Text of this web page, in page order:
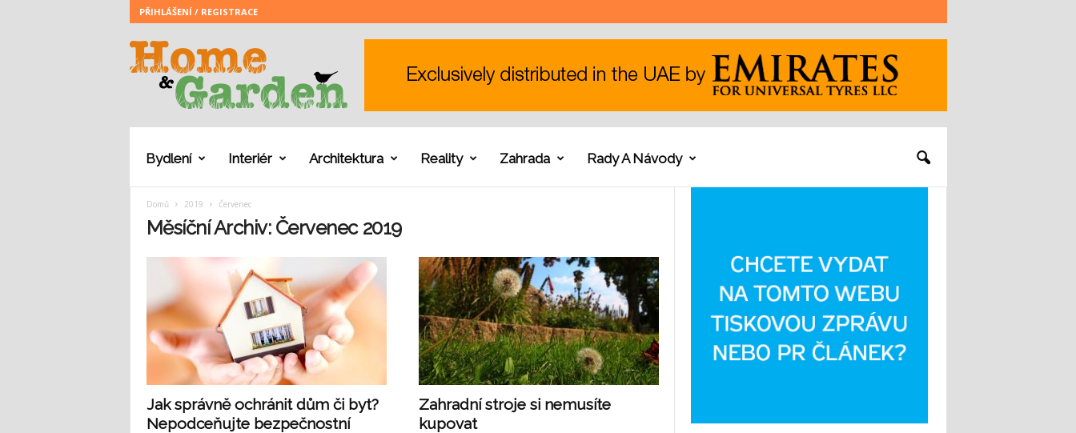
PŘIHLÁŠENÍ / REGISTRACE
m
r
Bydlení Interiér Architektura Reality Zahrada Rady A Návody
Domů 2019 Červenec
Měsíční Archiv: Červenec 2019
Jak správně ochránit dům či byt?
Nepodceňujte bezpečnostní
Zahradní stroje si nemusíte
kupovat